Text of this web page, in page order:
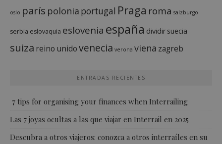
oslo parís polonia portugal Praga roma salzburgo
serbia eslovaquia eslovenia españa dividir suecia
suiza reino unidovenecia verona viena zagreb
ENTRADAS RECIENTES
7 tips for organising your finances when Interrailing
Las 7 joyas ocultas a las que viajar en Interrail en 2025
Descubra a otros viajeros: conozca a otros interraíles en su